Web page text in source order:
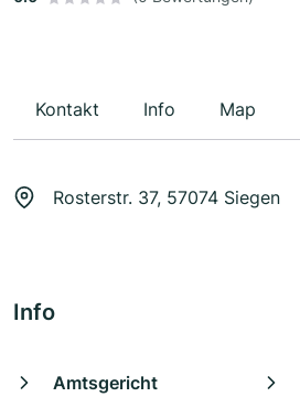
Kontakt Info Map
Rosterstr. 37, 57074 Siegen
Info
Amtsgericht